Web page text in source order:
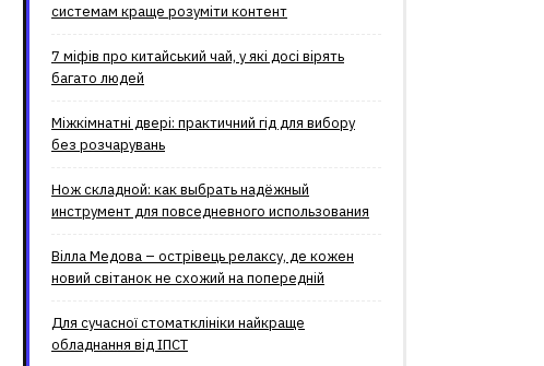
системам краще розуміти контент
7 міфів про китайський чай, у які досі вірять
багато людей
Міжкімнатні двері: практичний гід для вибору
без розчарувань
Нож складной: как выбрать надёжный
инструмент для повседневного использования
Вілла Медова – острівець релаксу, де кожен
новий світанок не схожий на попередній
Для сучасної стоматклініки найкраще
обладнання від ІПСТ